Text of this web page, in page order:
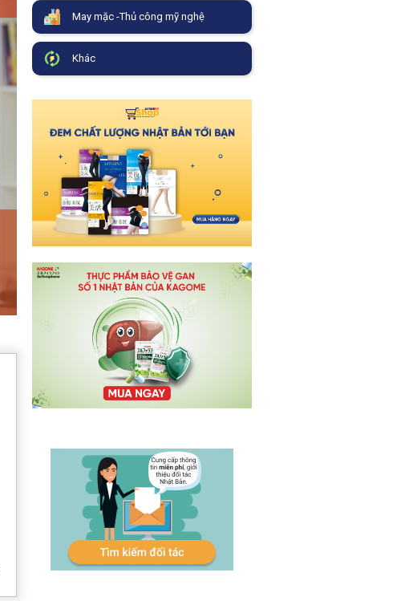
May mặc -Thủ công mỹ nghệ
Khác